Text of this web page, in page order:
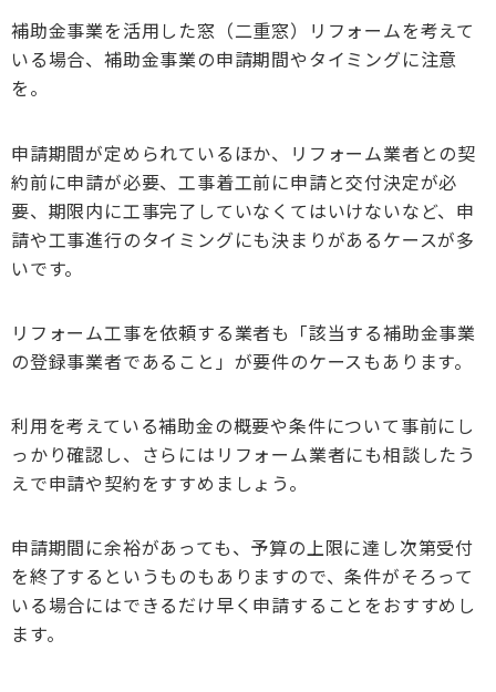
補助金事業を活用した窓（二重窓）リフォームを考えて
いる場合、補助金事業の申請期間やタイミングに注意
を。
申請期間が定められているほか、リフォーム業者との契
約前に申請が必要、工事着工前に申請と交付決定が必
要、期限内に工事完了していなくてはいけないなど、申
請や工事進行のタイミングにも決まりがあるケースが多
いです。
リフォーム工事を依頼する業者も「該当する補助金事業
の登録事業者であること」が要件のケースもあります。
利用を考えている補助金の概要や条件について事前にし
っかり確認し、さらにはリフォーム業者にも相談したう
えで申請や契約をすすめましょう。
申請期間に余裕があっても、予算の上限に達し次第受付
を終了するというものもありますので、条件がそろって
いる場合にはできるだけ早く申請することをおすすめし
ます。